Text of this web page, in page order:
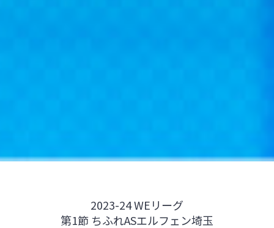
2023-24 WEリーグ
第1節 ちふれASエルフェン埼玉